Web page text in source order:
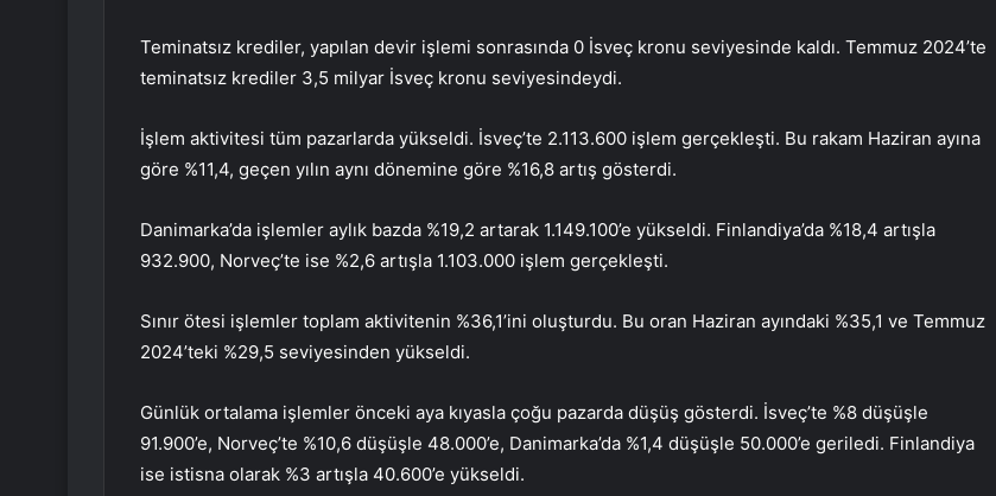
Teminatsız krediler, yapılan devir işlemi sonrasında 0 İsveç kronu seviyesinde kaldı. Temmuz 2024’te
teminatsız krediler 3,5 milyar İsveç kronu seviyesindeydi.
İşlem aktivitesi tüm pazarlarda yükseldi. İsveç’te 2.113.600 işlem gerçekleşti. Bu rakam Haziran ayına
göre %11,4, geçen yılın aynı dönemine göre %16,8 artış gösterdi.
Danimarka’da işlemler aylık bazda %19,2 artarak 1.149.100’e yükseldi. Finlandiya’da %18,4 artışla
932.900, Norveç’te ise %2,6 artışla 1.103.000 işlem gerçekleşti.
Sınır ötesi işlemler toplam aktivitenin %36,1’ini oluşturdu. Bu oran Haziran ayındaki %35,1 ve Temmuz
2024’teki %29,5 seviyesinden yükseldi.
Günlük ortalama işlemler önceki aya kıyasla çoğu pazarda düşüş gösterdi. İsveç’te %8 düşüşle
91.900’e, Norveç’te %10,6 düşüşle 48.000’e, Danimarka’da %1,4 düşüşle 50.000’e geriledi. Finlandiya
ise istisna olarak %3 artışla 40.600’e yükseldi.